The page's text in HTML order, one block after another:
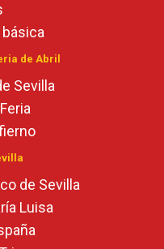
de Abril
Sevilla
de Sevilla
Luisa